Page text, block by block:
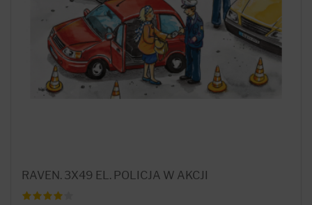
RAVEN. 3X49 EL. POLICJA W AKCJI